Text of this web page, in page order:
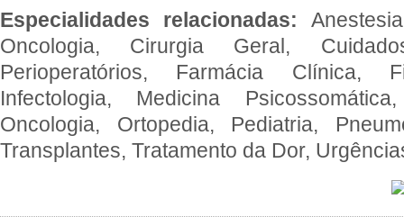
Especialidades relacionadas:
Oncologia, Cirurgia Geral,
Perioperatórios, Farmácia Clínica,
Infectologia, Medicina
Oncologia, Ortopedia, Pediatria,
Transplantes, Tratamento da Dor,